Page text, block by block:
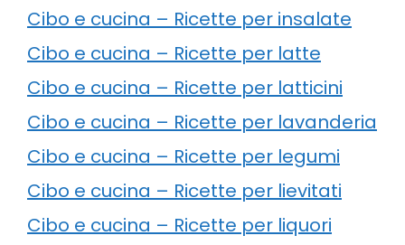
Cibo e cucina – Ricette per insalate
Cibo e cucina – Ricette per latte
Cibo e cucina – Ricette per latticini
Cibo e cucina – Ricette per lavanderia
Cibo e cucina – Ricette per legumi
Cibo e cucina – Ricette per lievitati
Cibo e cucina – Ricette per liquori